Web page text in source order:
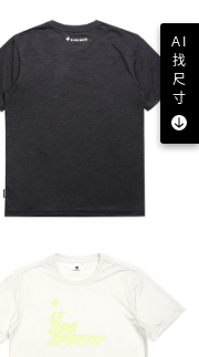
AI
找
尺
寸